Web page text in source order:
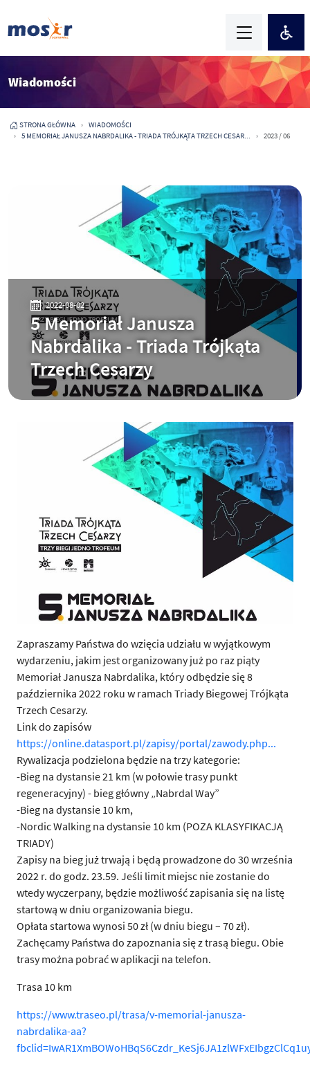
Wiadomości
STRONA GŁÓWNA
WIADOMOŚCI
5 MEMORIAŁ JANUSZA NABRDALIKA - TRIADA TRÓJKĄTA TRZECH CESAR...
2023 / 06
2022-08-02
5 Memoriał Janusza
Nabrdalika - Triada Trójkąta
Trzech Cesarzy
Zapraszamy Państwa do wzięcia udziału w wyjątkowym
wydarzeniu, jakim jest organizowany już po raz piąty
Memoriał Janusza Nabrdalika, który odbędzie się 8
października 2022 roku w ramach Triady Biegowej Trójkąta
Trzech Cesarzy.
Link do zapisów
https://online.datasport.pl/zapisy/portal/zawody.php...
Rywalizacja podzielona będzie na trzy kategorie:
-Bieg na dystansie 21 km (w połowie trasy punkt
regeneracyjny) - bieg główny „Nabrdal Way”
-Bieg na dystansie 10 km,
-Nordic Walking na dystansie 10 km (POZA KLASYFIKACJĄ
TRIADY)
Zapisy na bieg już trwają i będą prowadzone do 30 września
2022 r. do godz. 23.59. Jeśli limit miejsc nie zostanie do
wtedy wyczerpany, będzie możliwość zapisania się na listę
startową w dniu organizowania biegu.
Opłata startowa wynosi 50 zł (w dniu biegu – 70 zł).
Zachęcamy Państwa do zapoznania się z trasą biegu. Obie
trasy można pobrać w aplikacji na telefon.
Trasa 10 km
https://www.traseo.pl/trasa/v-memorial-janusza-
nabrdalika-aa?